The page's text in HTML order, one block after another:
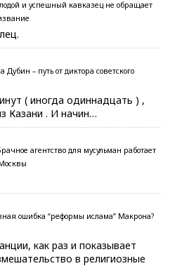
и успешный кавказец не обращает
Дубин – путь от диктора советского
( иногда одиннадцать ) ,
Казани . И начин…
агентство для мусульман работает
ошибка “реформы ислама” Макрона?
как раз и показывает
в религиозные